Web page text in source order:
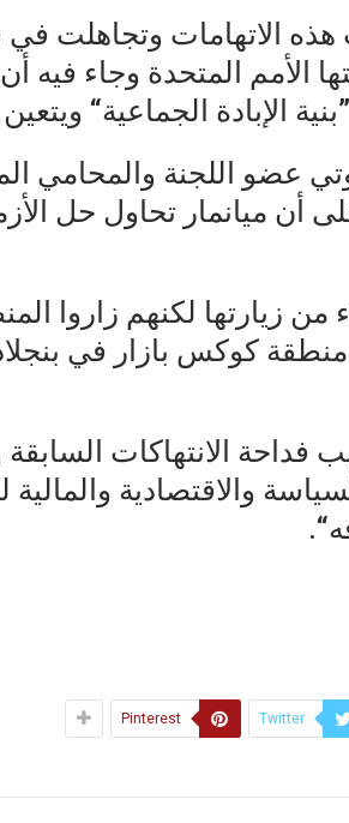
الاتهامات وتجاهلت في
الأمم المتحدة وجاء فيه
الإبادة الجماعية“
عضو اللجنة والمحامي
أن ميانمار تحاول حل
من زيارتها لكنهم زاروا
كوكس بازار في
الانتهاكات السابقة
والاقتصادية
Twitter
Pinterest